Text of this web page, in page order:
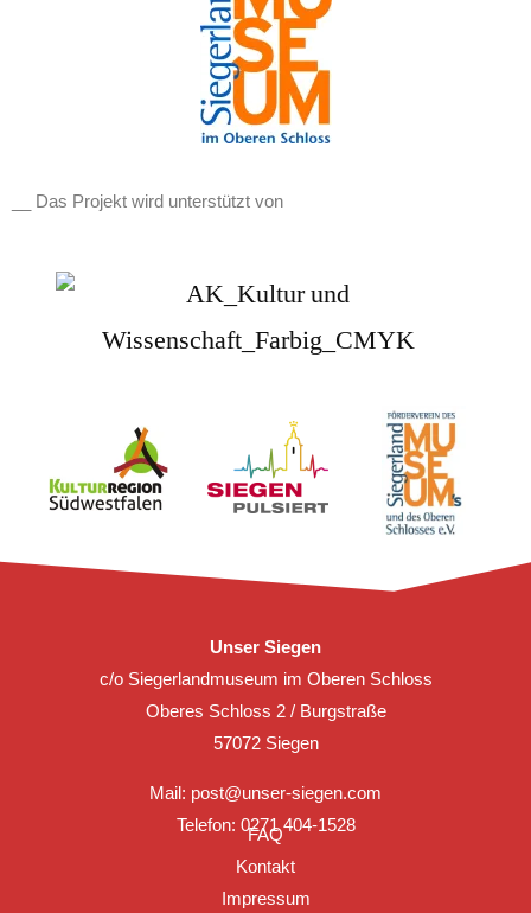
__ Das Projekt wird unterstützt von
Unser Siegen
c/o Siegerlandmuseum im Oberen Schloss
Oberes Schloss 2 / Burgstraße
57072 Siegen
Mail: post@unser-siegen.com
Telefon: 0271 404-1528
FAQ
Kontakt
Impressum